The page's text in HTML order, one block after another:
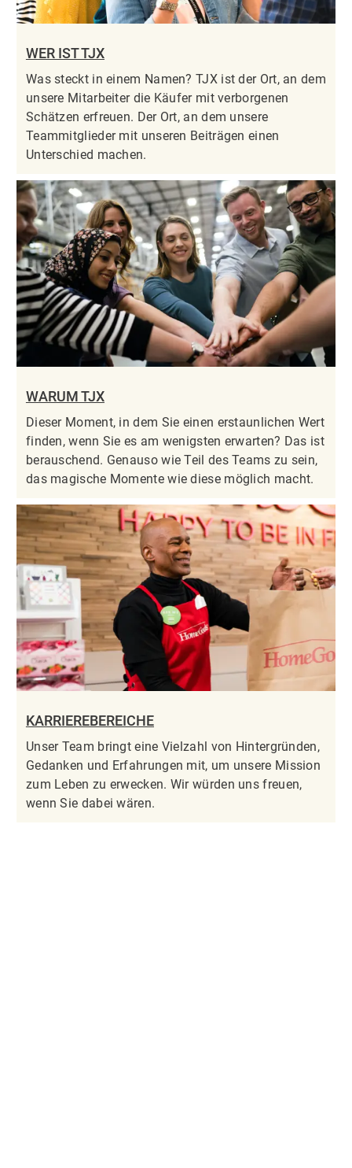
WER IST TJX
Was steckt in einem Namen? TJX ist der Ort, an dem
unsere Mitarbeiter die Käufer mit verborgenen
Schätzen erfreuen. Der Ort, an dem unsere
Teammitglieder mit unseren Beiträgen einen
Unterschied machen.
WARUM TJX
Dieser Moment, in dem Sie einen erstaunlichen Wert
finden, wenn Sie es am wenigsten erwarten? Das ist
berauschend. Genauso wie Teil des Teams zu sein,
das magische Momente wie diese möglich macht.
KARRIEREBEREICHE
Unser Team bringt eine Vielzahl von Hintergründen,
Gedanken und Erfahrungen mit, um unsere Mission
zum Leben zu erwecken. Wir würden uns freuen,
wenn Sie dabei wären.